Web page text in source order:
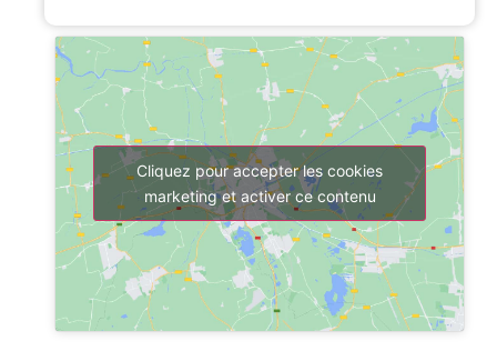
Cliquez pour accepter les cookies
marketing et activer ce contenu